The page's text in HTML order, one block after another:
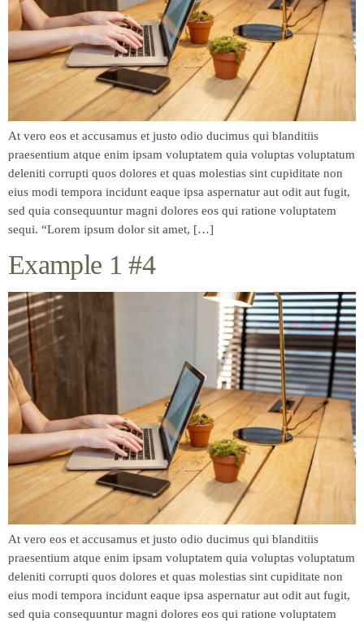
At vero eos et accusamus et justo odio ducimus qui blanditiis
praesentium atque enim ipsam voluptatem quia voluptas voluptatum
deleniti corrupti quos dolores et quas molestias sint cupiditate non
eius modi tempora incidunt eaque ipsa aspernatur aut odit aut fugit,
sed quia consequuntur magni dolores eos qui ratione voluptatem
sequi. “Lorem ipsum dolor sit amet, […]
Example 1 #4
At vero eos et accusamus et justo odio ducimus qui blanditiis
praesentium atque enim ipsam voluptatem quia voluptas voluptatum
deleniti corrupti quos dolores et quas molestias sint cupiditate non
eius modi tempora incidunt eaque ipsa aspernatur aut odit aut fugit,
sed quia consequuntur magni dolores eos qui ratione voluptatem